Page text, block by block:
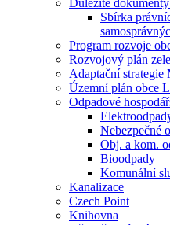
Důležité
Sbírka
Program rozvoje
Rozvojový plán
Adaptační strategie
Územní plán obce
Odpadové
Nebezpečné
Obj. a kom.
Bioodpady
Komunální
Kanalizace
Czech Point
Knihovna